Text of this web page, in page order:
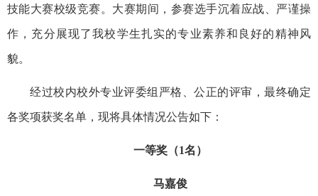
技能大赛校级竞赛。大赛期间，参赛选手沉着应战、严谨操
作，充分展现了我校学生扎实的专业素养和良好的精神风
貌。
经过校内校外专业评委组严格、公正的评审，最终确定
各奖项获奖名单，现将具体情况公告如下：
一等奖（1名）
马嘉俊